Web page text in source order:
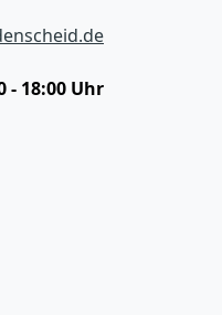
- 18:00 Uhr